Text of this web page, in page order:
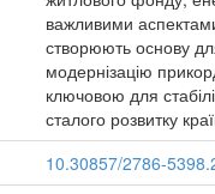
важливими
створюють основу
модернізацію
ключовою для
сталого розвитку
10.30857/2786-